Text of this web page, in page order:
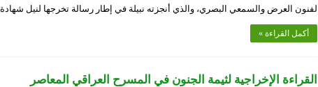
لفنون العرض والسمعي البصري، والذي أنجزته نبيلة في إطار رسالة تخرجها لنيل شهادة
أكمل القراءة »
القراءة الإخراجية لثيمة الجنون في المسرح العراقي المعاصر